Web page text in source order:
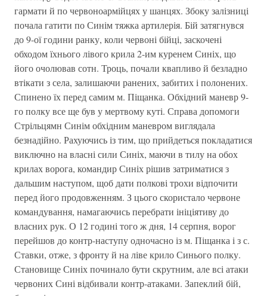
гармати й по червоноармійцях у шанцях. Збоку залізниці
почала гатити по Синім тяжка артилерія. Бій затягнувся
до 9-ої години ранку, коли червоні бійці, заскочені
обходом їхнього лівого крила 2-им куренем Синіх, що
його очолював сотн. Троць, почали квапливо й безладно
втікати з села, залишаючи ранених, забитих і полонених.
Спинено їх перед самим м. Піщанка. Обхідний маневр 9-
го полку все ще був у мертвому куті. Справа допомоги
Стрільцямн Синім обхідним маневром виглядала
безнадійно. Рахуючись із тим, що прийдеться покладатися
виключно на власні сили Синіх, маючи в тилу на обох
крилах ворога, командир Синіх рішив затриматися з
дальшим наступом, щоб дати полкові трохи відпочити
перед його продовженням. З цього скористало червоне
командування, намагаючись перебрати ініціятиву до
власних рук. О 12 годині того ж дня, 14 серпня, ворог
перейшов до контр-наступу одночасно із м. Піщанка і з с.
Ставки, отже, з фронту й на ліве крило Синього полку.
Становище Синіх починало бути скрутним, але всі атаки
червоних Сині відбивали контр-атаками. Запеклий бій,